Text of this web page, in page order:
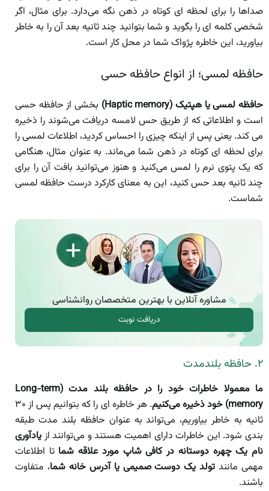
صداها را برای لحظه ای کوتاه در ذهن نگه می‌دارد. برای مثال، اگر
شخصی کلمه ای را بگوید و شما بتوانید چند ثانیه بعد آن را به خاطر
بیاورید، این خاطره پژواک شما در محل کار است.
حافظه لمسی؛ از انواع حافظه حسی
حافظه لمسی یا هپتیک (Haptic memory)
بخشی از حافظه حسی
است و اطلاعاتی که از طریق حس لامسه دریافت می‌شوند را ذخیره
می کند. یعنی پس از اینکه چیزی را احساس کردید، اطلاعات لمسی را
برای لحظه ای کوتاه در ذهن شما می‌ماند. به عنوان مثال، هنگامی
که یک پتوی نرم را لمس می‌کنید و هنوز می‌توانید بافت آن را برای
چند ثانیه بعد حس کنید، این به معنای کارکرد درست حافظه لمسی
شماست.
مشاوره آنلاین با بهترین متخصصان روانشناسی
دریافت نوبت
۲. حافظه بلندمدت
ما معمولا خاطرات خود را در حافظه بلند مدت (Long-term
memory) خود ذخیره می‌کنیم
. هر خاطره ای را که بتوانیم پس از ۳۰
ثانیه به خاطر بیاوریم، می‌تواند به عنوان حافظه بلند مدت طبقه
بندی شود. این خاطرات دارای اهمیت هستند و می‌توانند از یادآوری
نام یک چهره دوستانه در کافی شاپ مورد علاقه شما تا اطلاعات
مهمی مانند تولد یک دوست صمیمی یا آدرس خانه شما، متفاوت
باشند.